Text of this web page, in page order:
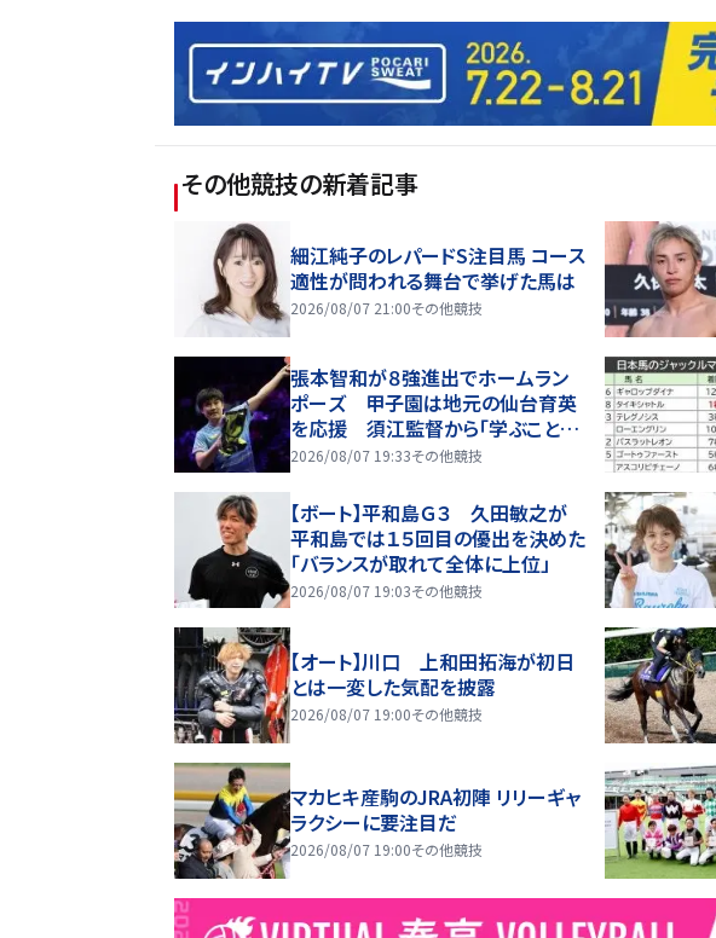
その他競技の新着記事
細江純子のレパードS注目馬 コース
適性が問われる舞台で挙げた馬は
2026/08/07 21:00その他競技
張本智和が８強進出でホームラン
ポーズ 甲子園は地元の仙台育英
を応援 須江監督から「学ぶことも
ある。僕が野球をやっていたら入り
2026/08/07 19:33その他競技
【ボート】平和島Ｇ３ 久田敏之が
平和島では１５回目の優出を決めた
「バランスが取れて全体に上位」
2026/08/07 19:03その他競技
【オート】川口 上和田拓海が初日
とは一変した気配を披露
2026/08/07 19:00その他競技
マカヒキ産駒のJRA初陣 リリーギャ
ラクシーに要注目だ
2026/08/07 19:00その他競技